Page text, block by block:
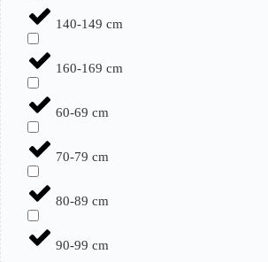
140-149 cm
160-169 cm
60-69 cm
70-79 cm
80-89 cm
90-99 cm